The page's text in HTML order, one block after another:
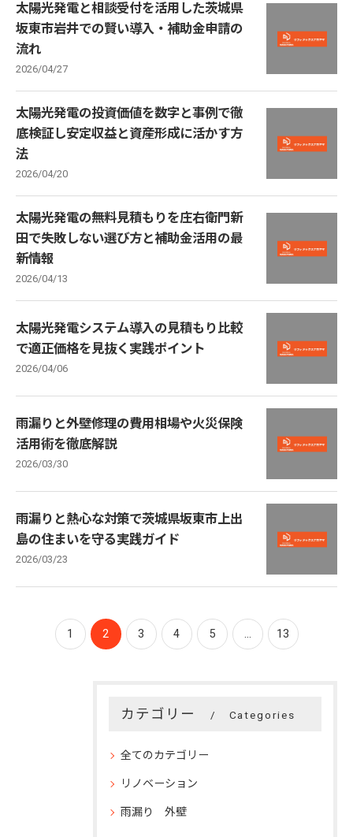
太陽光発電と相談受付を活用した茨城県
坂東市岩井での賢い導入・補助金申請の
流れ
2026/04/27
太陽光発電の投資価値を数字と事例で徹
底検証し安定収益と資産形成に活かす方
法
2026/04/20
太陽光発電の無料見積もりを庄右衛門新
田で失敗しない選び方と補助金活用の最
新情報
2026/04/13
太陽光発電システム導入の見積もり比較
で適正価格を見抜く実践ポイント
2026/04/06
雨漏りと外壁修理の費用相場や火災保険
活用術を徹底解説
2026/03/30
雨漏りと熱心な対策で茨城県坂東市上出
島の住まいを守る実践ガイド
2026/03/23
1 2 3 4 5 ... 13
カテゴリー Categories
全てのカテゴリー
リノベーション
雨漏り 外壁